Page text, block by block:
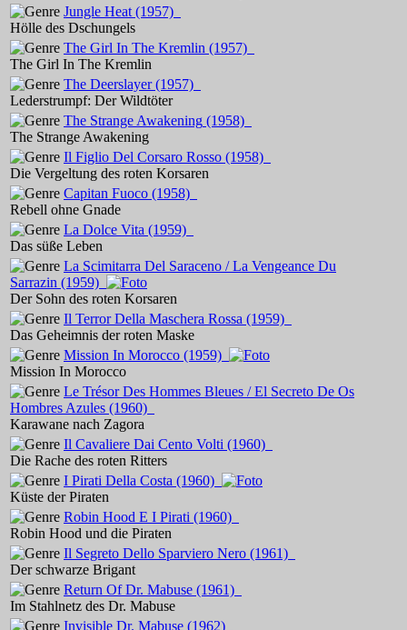
Jungle Heat (1957)
Hölle des Dschungels
The Girl In The Kremlin (1957)
The Girl In The Kremlin
The Deerslayer (1957)
Lederstrumpf: Der Wildtöter
The Strange Awakening (1958)
The Strange Awakening
Il Figlio Del Corsaro Rosso (1958)
Die Vergeltung des roten Korsaren
Capitan Fuoco (1958)
Rebell ohne Gnade
La Dolce Vita (1959)
Das süße Leben
La Scimitarra Del Saraceno / La Vengeance Du
Sarrazin (1959)
Der Sohn des roten Korsaren
Il Terror Della Maschera Rossa (1959)
Das Geheimnis der roten Maske
Mission In Morocco (1959)
Mission In Morocco
Le Trésor Des Hommes Bleues / El Secreto De Os
Hombres Azules (1960)
Karawane nach Zagora
Il Cavaliere Dai Cento Volti (1960)
Die Rache des roten Ritters
I Pirati Della Costa (1960)
Küste der Piraten
Robin Hood E I Pirati (1960)
Robin Hood und die Piraten
Il Segreto Dello Sparviero Nero (1961)
Der schwarze Brigant
Return Of Dr. Mabuse (1961)
Im Stahlnetz des Dr. Mabuse
Invisible Dr. Mabuse (1962)